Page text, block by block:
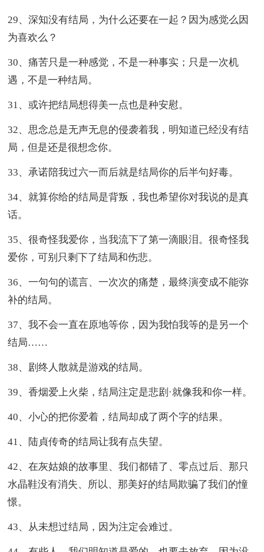
29、深知没有结局，为什么还要在一起？因为感觉么因
为喜欢么？
30、痛苦只是一种感觉，不是一种事实；只是一次机
遇，不是一种结局。
31、或许把结局想得美一点也是种安慰。
32、思念总是无声无息的侵袭着我，明知道已经没有结
局，但是还是很想念你。
33、承诺陪我过六一而后就是结局你的后半句好毒。
34、就算你给的结局是背叛，我也希望你对我说的是真
话。
35、很奇怪我爱你，当我流下了第一滴眼泪。很奇怪我
爱你，可别只剩下了结局和伤悲。
36、一句句的谎言、一次次的痛楚，最终演变成不能弥
补的结局。
37、我不会一直在原地等你，因为我怕我等的是另一个
结局……
38、剧终人散就是游戏的结局。
39、香烟爱上火柴，结局注定是悲剧·就像我和你一样。
40、小心的把你爱着，结局却成了两个字的结果。
41、陆貞传奇的结局让我有点失望。
42、在灰姑娘的故事里、我们都错了、零点过后、那只
水晶鞋没有消失、所以、那美好的结局欺骗了我们的憧
憬。
43、从未想过结局，因为注定会难过。